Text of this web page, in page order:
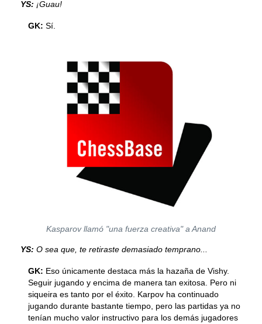
YS: ¡Guau!
GK: Sí.
Kasparov llamó "una fuerza creativa" a Anand
YS: O sea que, te retiraste demasiado temprano...
GK: Eso únicamente destaca más la hazaña de Vishy.
Seguir jugando y encima de manera tan exitosa. Pero ni
siqueira es tanto por el éxito. Karpov ha continuado
jugando durante bastante tiempo, pero las partidas ya no
tenían mucho valor instructivo para los demás jugadores